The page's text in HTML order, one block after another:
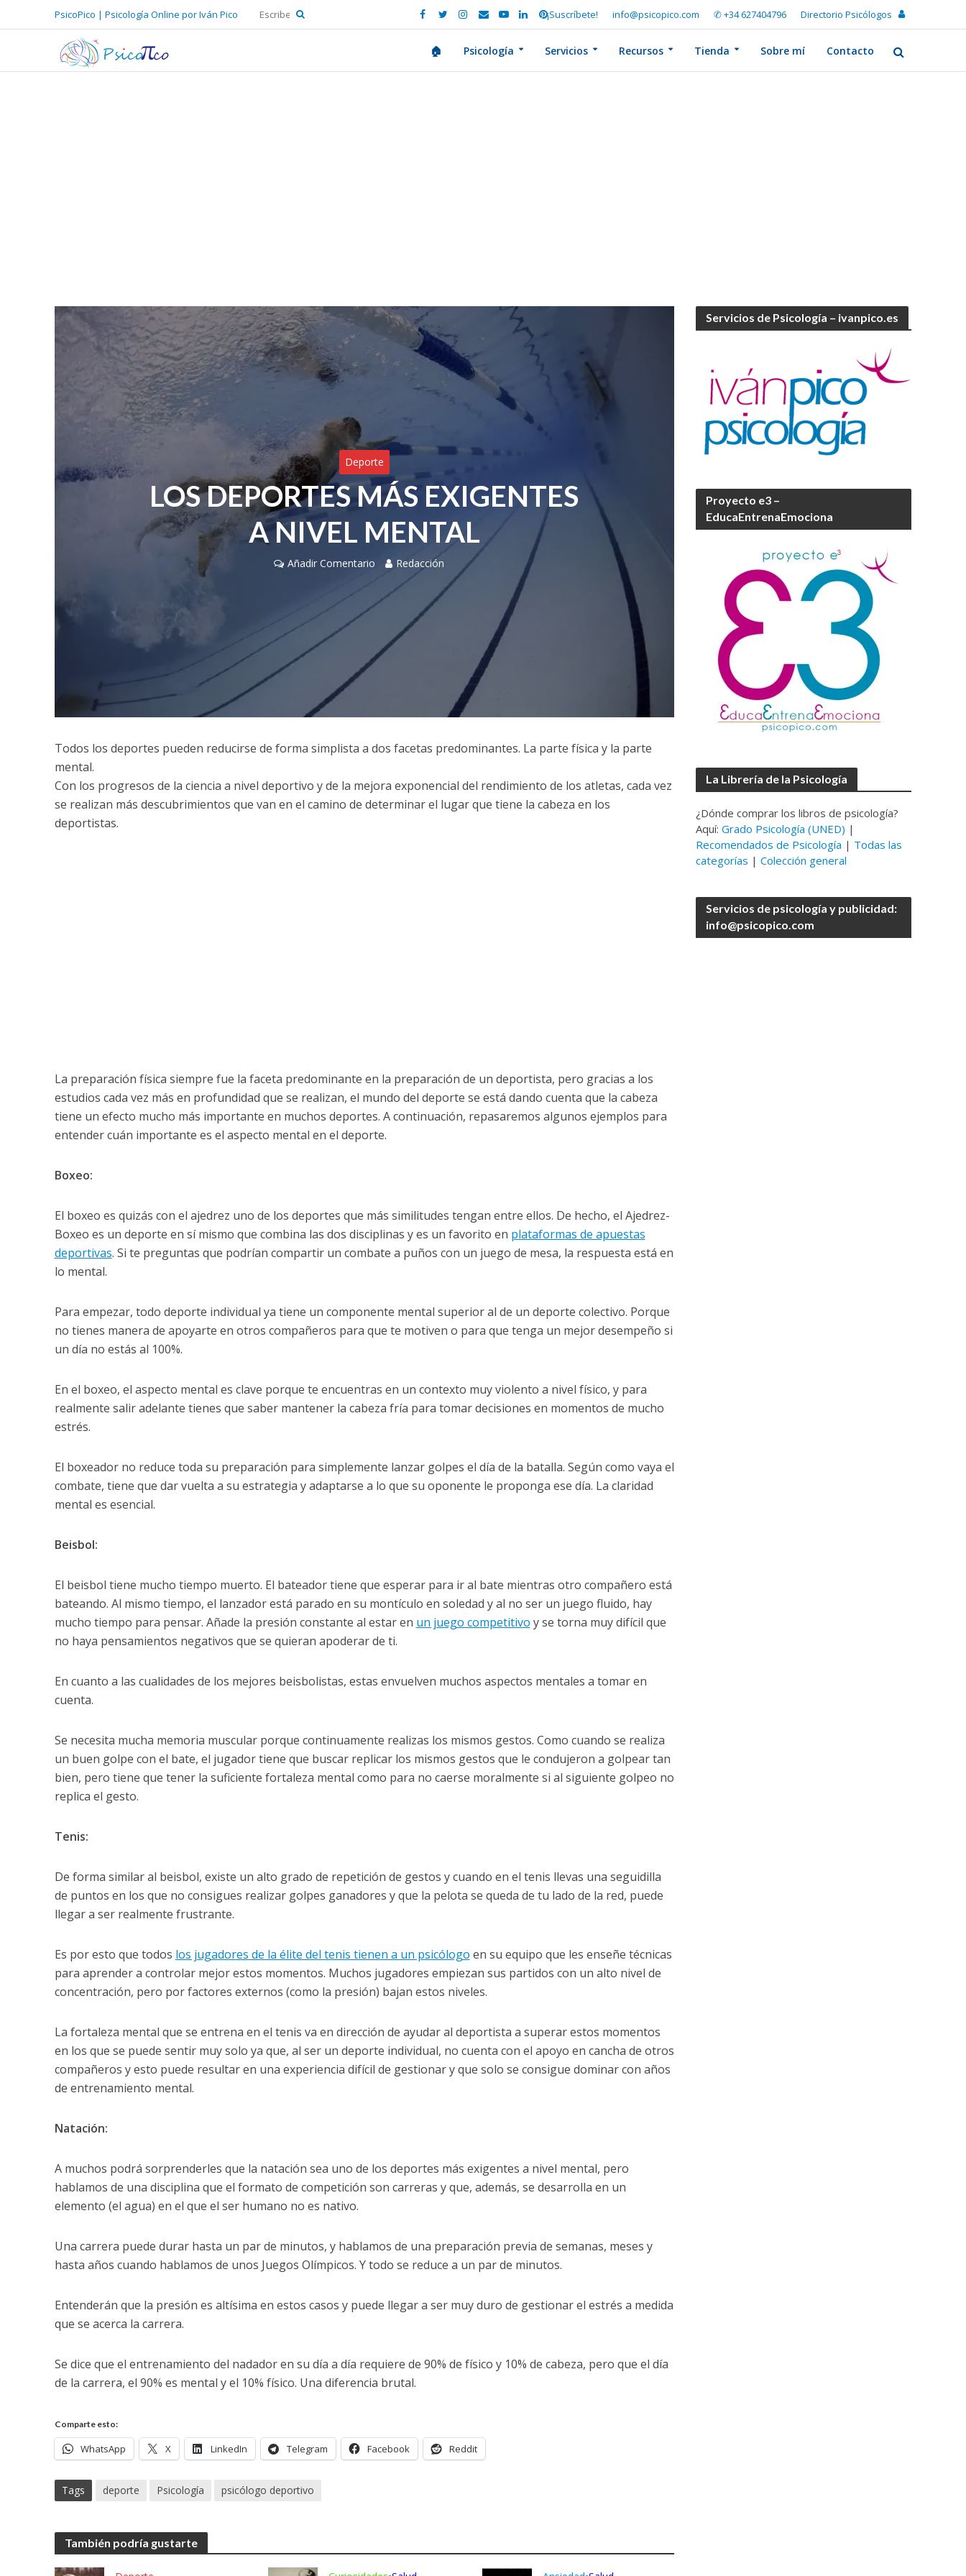
PsicoPico | Psicología Online por Iván Pico ¡Suscríbete! info@psicopico.com ✆ +34 627404796 Directorio Psicólogos
🏠 Psicología Servicios Recursos Tienda Sobre mí Contacto
Deporte
LOS DEPORTES MÁS EXIGENTES
A NIVEL MENTAL
Añadir Comentario Redacción
Todos los deportes pueden reducirse de forma simplista a dos facetas predominantes. La parte física y la parte
mental.
Con los progresos de la ciencia a nivel deportivo y de la mejora exponencial del rendimiento de los atletas, cada vez
se realizan más descubrimientos que van en el camino de determinar el lugar que tiene la cabeza en los
deportistas.
La preparación física siempre fue la faceta predominante en la preparación de un deportista, pero gracias a los
estudios cada vez más en profundidad que se realizan, el mundo del deporte se está dando cuenta que la cabeza
tiene un efecto mucho más importante en muchos deportes. A continuación, repasaremos algunos ejemplos para
entender cuán importante es el aspecto mental en el deporte.
Boxeo:
El boxeo es quizás con el ajedrez uno de los deportes que más similitudes tengan entre ellos. De hecho, el Ajedrez-
Boxeo es un deporte en sí mismo que combina las dos disciplinas y es un favorito en plataformas de apuestas
deportivas. Si te preguntas que podrían compartir un combate a puños con un juego de mesa, la respuesta está en
lo mental.
Para empezar, todo deporte individual ya tiene un componente mental superior al de un deporte colectivo. Porque
no tienes manera de apoyarte en otros compañeros para que te motiven o para que tenga un mejor desempeño si
un día no estás al 100%.
En el boxeo, el aspecto mental es clave porque te encuentras en un contexto muy violento a nivel físico, y para
realmente salir adelante tienes que saber mantener la cabeza fría para tomar decisiones en momentos de mucho
estrés.
El boxeador no reduce toda su preparación para simplemente lanzar golpes el día de la batalla. Según como vaya el
combate, tiene que dar vuelta a su estrategia y adaptarse a lo que su oponente le proponga ese día. La claridad
mental es esencial.
Beisbol:
El beisbol tiene mucho tiempo muerto. El bateador tiene que esperar para ir al bate mientras otro compañero está
bateando. Al mismo tiempo, el lanzador está parado en su montículo en soledad y al no ser un juego fluido, hay
mucho tiempo para pensar. Añade la presión constante al estar en un juego competitivo y se torna muy difícil que
no haya pensamientos negativos que se quieran apoderar de ti.
En cuanto a las cualidades de los mejores beisbolistas, estas envuelven muchos aspectos mentales a tomar en
cuenta.
Se necesita mucha memoria muscular porque continuamente realizas los mismos gestos. Como cuando se realiza
un buen golpe con el bate, el jugador tiene que buscar replicar los mismos gestos que le condujeron a golpear tan
bien, pero tiene que tener la suficiente fortaleza mental como para no caerse moralmente si al siguiente golpeo no
replica el gesto.
Tenis:
De forma similar al beisbol, existe un alto grado de repetición de gestos y cuando en el tenis llevas una seguidilla
de puntos en los que no consigues realizar golpes ganadores y que la pelota se queda de tu lado de la red, puede
llegar a ser realmente frustrante.
Es por esto que todos los jugadores de la élite del tenis tienen a un psicólogo en su equipo que les enseñe técnicas
para aprender a controlar mejor estos momentos. Muchos jugadores empiezan sus partidos con un alto nivel de
concentración, pero por factores externos (como la presión) bajan estos niveles.
La fortaleza mental que se entrena en el tenis va en dirección de ayudar al deportista a superar estos momentos
en los que se puede sentir muy solo ya que, al ser un deporte individual, no cuenta con el apoyo en cancha de otros
compañeros y esto puede resultar en una experiencia difícil de gestionar y que solo se consigue dominar con años
de entrenamiento mental.
Natación:
A muchos podrá sorprenderles que la natación sea uno de los deportes más exigentes a nivel mental, pero
hablamos de una disciplina que el formato de competición son carreras y que, además, se desarrolla en un
elemento (el agua) en el que el ser humano no es nativo.
Una carrera puede durar hasta un par de minutos, y hablamos de una preparación previa de semanas, meses y
hasta años cuando hablamos de unos Juegos Olímpicos. Y todo se reduce a un par de minutos.
Entenderán que la presión es altísima en estos casos y puede llegar a ser muy duro de gestionar el estrés a medida
que se acerca la carrera.
Se dice que el entrenamiento del nadador en su día a día requiere de 90% de físico y 10% de cabeza, pero que el día
de la carrera, el 90% es mental y el 10% físico. Una diferencia brutal.
Comparte esto:
WhatsApp X LinkedIn Telegram Facebook Reddit
Tags deporte Psicología psicólogo deportivo
También podría gustarte
Servicios de Psicología – ivanpico.es
Proyecto e3 –
EducaEntrenaEmociona
La Librería de la Psicología
¿Dónde comprar los libros de psicología?
Aquí:Grado Psicología (UNED) |
Recomendados de Psicología | Todas las
categorías |Colección general
Servicios de psicología y publicidad:
info@psicopico.com